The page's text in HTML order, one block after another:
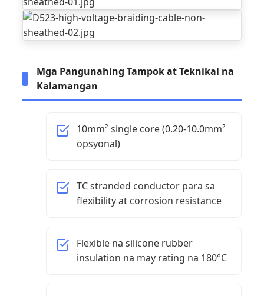
Mga Pangunahing Tampok at Teknikal na
Kalamangan
10mm² single core (0.20-10.0mm²
opsyonal)
TC stranded conductor para sa
flexibility at corrosion resistance
Flexible na silicone rubber
insulation na may rating na 180°C